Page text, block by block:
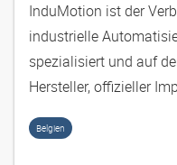
InduMotion ist der
industrielle
spezialisiert und auf
Hersteller, offizieller
Belgien